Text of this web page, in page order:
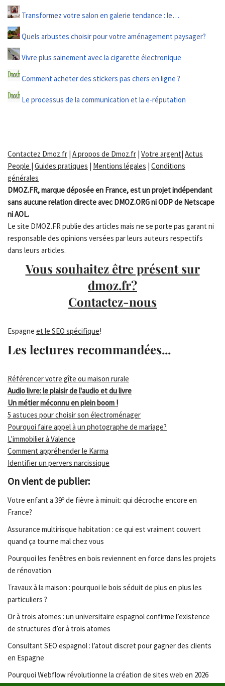
Transformez votre salon en galerie tendance : le…
Quels arbustes choisir pour votre aménagement paysager?
Vivre plus sainement avec la cigarette électronique
Comment acheter des stickers pas chers en ligne ?
Le processus de la communication et la e-réputation
Contactez Dmoz.fr | A propos de Dmoz.fr | Votre argent| Actus
People | Guides pratiques | Mentions légales | Conditions
générales
DMOZ.FR, marque déposée en France, est un projet indépendant
sans aucune relation directe avec DMOZ.ORG ni ODP de Netscape
ni AOL.
Le site DMOZ.FR publie des articles mais ne se porte pas garant ni
responsable des opinions versées par leurs auteurs respectifs
dans leurs articles.
Vous souhaitez être présent sur
dmoz.fr?
Contactez-nous
Espagne et le SEO spécifique!
Les lectures recommandées...
Référencer votre gîte ou maison rurale
Audio livre: le plaisir de l'audio et du livre
Un métier méconnu en plein boom !
5 astuces pour choisir son électroménager
Pourquoi faire appel à un photographe de mariage?
L'immobilier à Valence
Comment appréhender le Karma
Identifier un pervers narcissique
On vient de publier:
Votre enfant a 39º de fièvre à minuit: qui décroche encore en
France?
Assurance multirisque habitation : ce qui est vraiment couvert
quand ça tourne mal chez vous
Pourquoi les fenêtres en bois reviennent en force dans les projets
de rénovation
Travaux à la maison : pourquoi le bois séduit de plus en plus les
particuliers ?
Or à trois atomes : un universitaire espagnol confirme l’existence
de structures d’or à trois atomes
Consultant SEO espagnol : l’atout discret pour gagner des clients
en Espagne
Pourquoi Webflow révolutionne la création de sites web en 2026